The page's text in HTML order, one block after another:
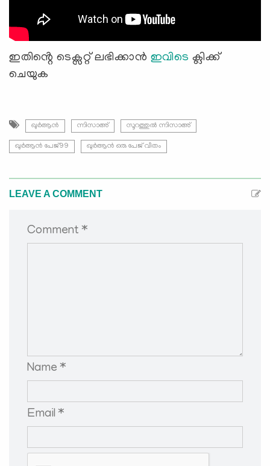
ഇതിൻ്റെ ടെക്സറ്റ് ലഭിക്കാൻ ഇവിടെ ക്ലിക്ക്
ചെയുക
ഖുർആൻ ന്നിസാഅ് സൂറത്തുല്‍ ന്നിസാഅ്
ഖുർആൻ പേജ്99 ഖുർആൻ ഒരു പേജ് വീതം
LEAVE A COMMENT
Comment *
Name *
Email *